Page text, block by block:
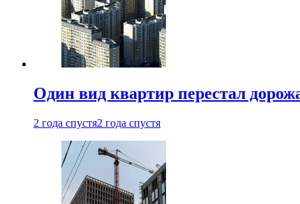
Один вид квартир перестал
2 года спустя2 года спустя